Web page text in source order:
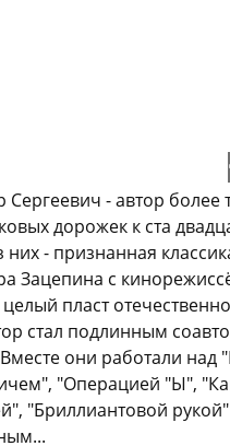
Сергеевич - автор более
дорожек к ста
них - признанная
Зацепина с
пласт
стал подлинным
они работали над
"Операцией "Ы",
"Бриллиантовой